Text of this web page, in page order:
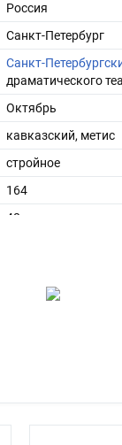
Россия
Санкт-Петербург
Санкт-
драматического
Октябрь
кавказский, метис
стройное
164
48
брюнет